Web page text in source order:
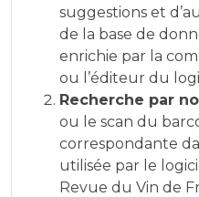
suggestions et
de la base de
enrichie par la
ou l’éditeur du
Recherche par
ou le scan du
correspondante
utilisée par le
Revue du Vin de